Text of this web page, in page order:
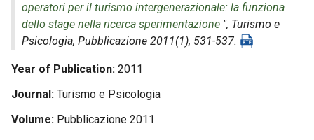
operatori per il turismo intergenerazionale: la funziona
dello stage nella ricerca sperimentazione ", Turismo e
Psicologia, Pubblicazione 2011(1), 531-537.
Year of Publication 2011
Journal Turismo e Psicologia
Volume Pubblicazione 2011